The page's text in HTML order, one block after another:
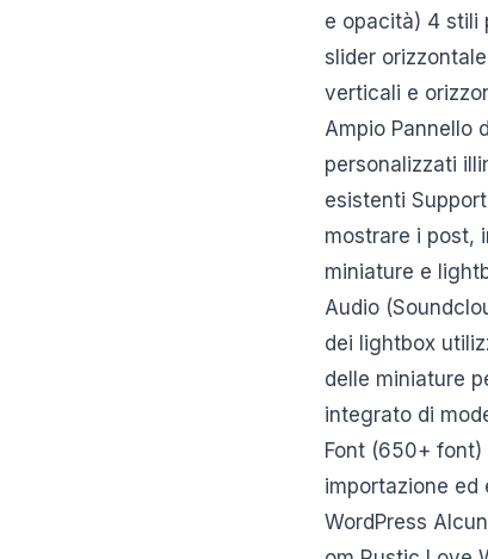
e opacità) 4 stili
slider
verticali e
Ampio Pannello
personalizzati
esistenti
mostrare i post,
miniature e
Audio
dei lightbox
delle miniature
integrato di
Font (650+ font)
importazione ed
WordPress